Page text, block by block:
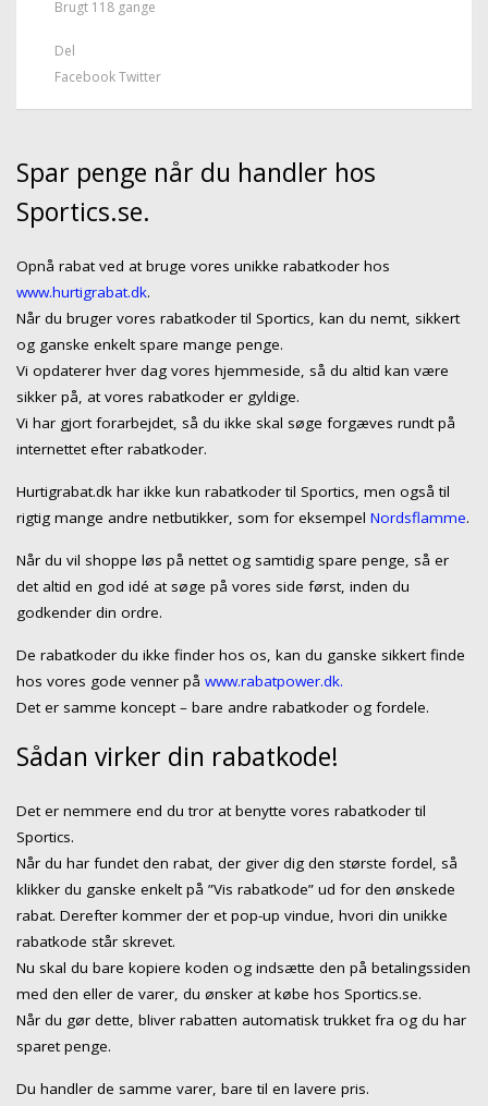
Brugt 118 gange
Del
FacebookTwitter
Spar penge når du handler hos
Sportics.se.
Opnå rabat ved at bruge vores unikke rabatkoder hos
www.hurtigrabat.dk.
Når du bruger vores rabatkoder til Sportics, kan du nemt, sikkert
og ganske enkelt spare mange penge.
Vi opdaterer hver dag vores hjemmeside, så du altid kan være
sikker på, at vores rabatkoder er gyldige.
Vi har gjort forarbejdet, så du ikke skal søge forgæves rundt på
internettet efter rabatkoder.
Hurtigrabat.dk har ikke kun rabatkoder til Sportics, men også til
rigtig mange andre netbutikker, som for eksempel Nordsflamme.
Når du vil shoppe løs på nettet og samtidig spare penge, så er
det altid en god idé at søge på vores side først, inden du
godkender din ordre.
De rabatkoder du ikke finder hos os, kan du ganske sikkert finde
hos vores gode venner på www.rabatpower.dk.
Det er samme koncept – bare andre rabatkoder og fordele.
Sådan virker din rabatkode!
Det er nemmere end du tror at benytte vores rabatkoder til
Sportics.
Når du har fundet den rabat, der giver dig den største fordel, så
klikker du ganske enkelt på ”Vis rabatkode” ud for den ønskede
rabat. Derefter kommer der et pop-up vindue, hvori din unikke
rabatkode står skrevet.
Nu skal du bare kopiere koden og indsætte den på betalingssiden
med den eller de varer, du ønsker at købe hos Sportics.se.
Når du gør dette, bliver rabatten automatisk trukket fra og du har
sparet penge.
Du handler de samme varer, bare til en lavere pris.